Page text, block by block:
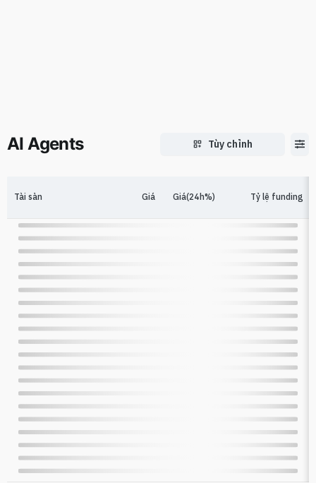
AI Agents Tùy chỉnh
Tài sản Giá Giá(24h%) Tỷ lệ funding